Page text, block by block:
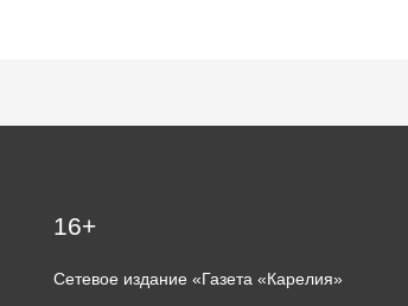
16+
Сетевое издание «Газета «Карелия»